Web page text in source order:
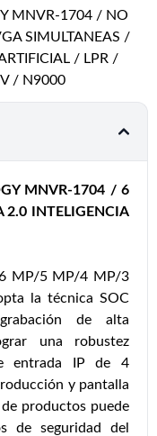
MNVR-1704 / NO
SIMULTANEAS /
/ LPR /
/ N9000
MNVR-1704 / 6
INTELIGENCIA
MP/5 MP/4 MP/3
la técnica SOC
de alta
una robustez
entrada IP de 4
y pantalla
productos puede
de seguridad del